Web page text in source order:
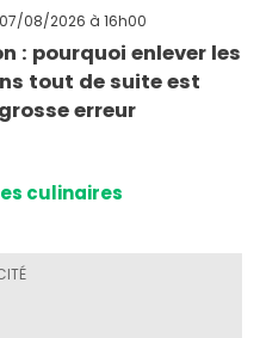
07/08/2026 à 16h00
: pourquoi enlever les
tout de suite est
erreur
culinaires